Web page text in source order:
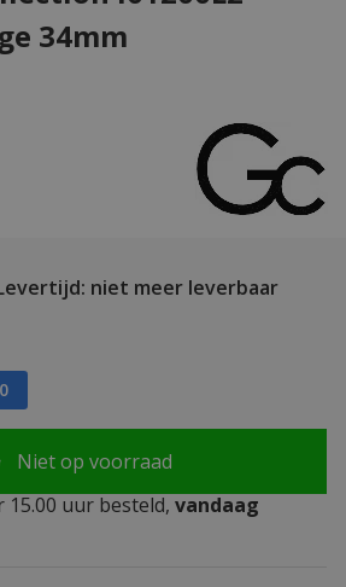
34mm
niet meer leverbaar
Niet op voorraad
uur besteld, vandaag